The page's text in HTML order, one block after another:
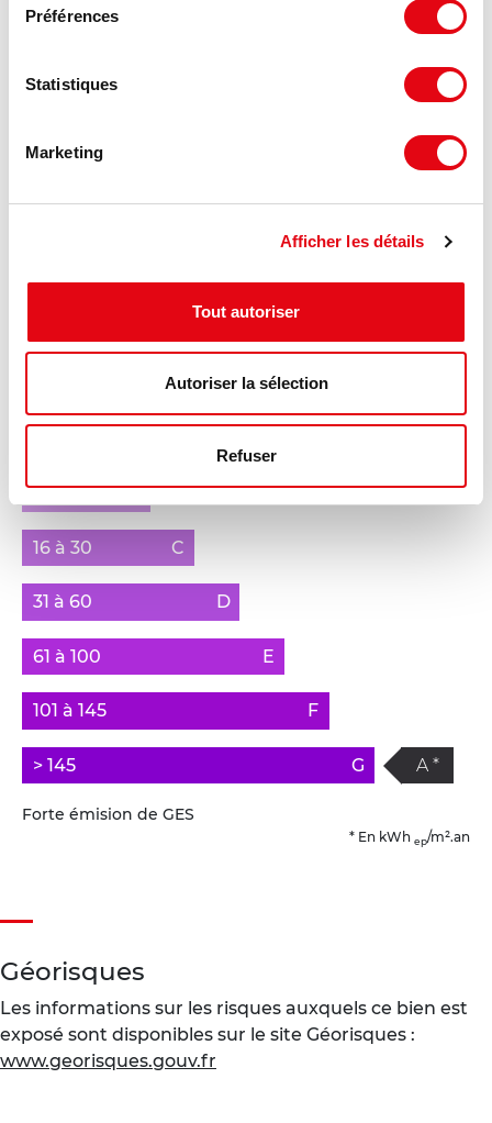
Préférences
Statistiques
Marketing
Afficher les détails
Tout autoriser
Autoriser la sélection
Refuser
111 à 210 148 *
541 à 750
Gaz à effet de serre :
Faible émission de GES
6 à 15 B
16 à 30 C
31 à 60 D
61 à 100 E
101 à 145 F
> 145 G A *
Forte émision de GES
* En kWh ep/m².an
Géorisques
Les informations sur les risques auxquels ce bien est
exposé sont disponibles sur le site Géorisques :
www.georisques.gouv.fr